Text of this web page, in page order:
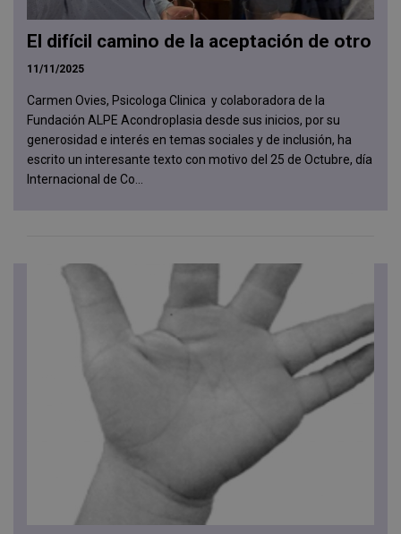
El difícil camino de la aceptación de otro
11/11/2025
Carmen Ovies, Psicologa Clinica y colaboradora de la
Fundación ALPE Acondroplasia desde sus inicios, por su
generosidad e interés en temas sociales y de inclusión, ha
escrito un interesante texto con motivo del 25 de Octubre, día
Internacional de Co...